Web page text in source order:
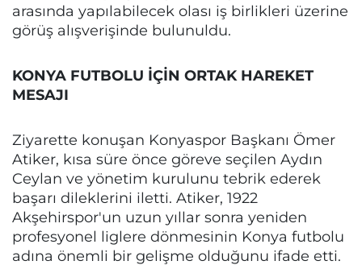
arasında yapılabilecek olası iş birlikleri üzerine
görüş alışverişinde bulunuldu.
KONYA FUTBOLU İÇİN ORTAK HAREKET
MESAJI
Ziyarette konuşan Konyaspor Başkanı Ömer
Atiker, kısa süre önce göreve seçilen Aydın
Ceylan ve yönetim kurulunu tebrik ederek
başarı dileklerini iletti. Atiker, 1922
Akşehirspor'un uzun yıllar sonra yeniden
profesyonel liglere dönmesinin Konya futbolu
adına önemli bir gelişme olduğunu ifade etti.